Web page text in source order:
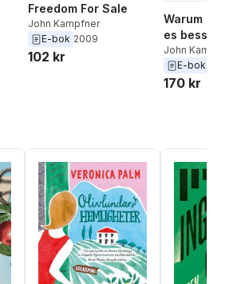
Freedom For Sale
John Kampfner
E-bok 2009
102 kr
Warum
es besser
John Kampfner
E-bok
170 kr